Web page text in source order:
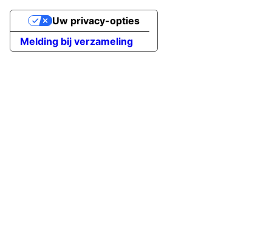
Melding bij verzameling
Uw privacy-opties